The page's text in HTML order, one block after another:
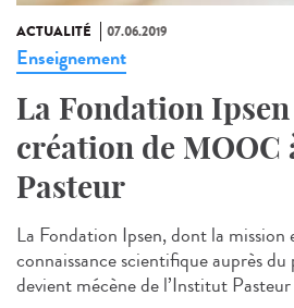
ACTUALITÉ 07.06.2019
Enseignement
La Fondation
création de MOOC
Pasteur
La Fondation Ipsen, dont la mission
connaissance scientifique auprès
devient mécène de l’Institut